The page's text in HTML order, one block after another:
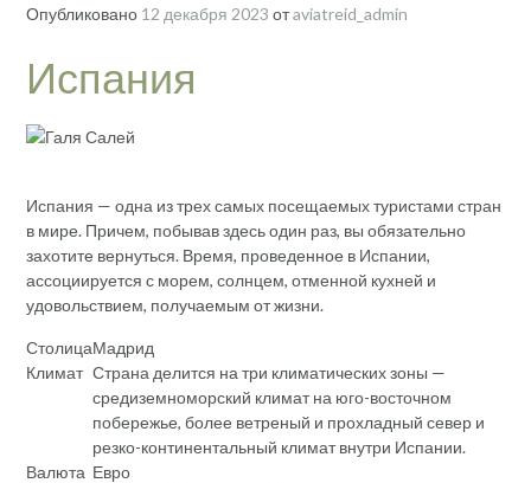
Опубликовано 12 декабря 2023 отaviatreid_admin
Испания
Испания — одна из трех самых посещаемых туристами стран
в мире. Причем, побывав здесь один раз, вы обязательно
захотите вернуться. Время, проведенное в Испании,
ассоциируется с морем, солнцем, отменной кухней и
удовольствием, получаемым от жизни.
СтолицаМадрид
Климат Страна делится на три климатических зоны —
средиземноморский климат на юго-восточном
побережье, более ветреный и прохладный север и
резко-континентальный климат внутри Испании.
Валюта Евро